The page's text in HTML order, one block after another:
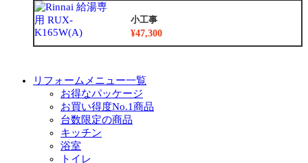
小工事
¥47,300
リフォームメニュー一覧
お得なパッケージ
お買い得度No.1商品
台数限定の商品
キッチン
浴室
トイレ